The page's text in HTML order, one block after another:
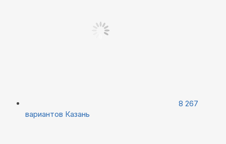
8 267
вариантов Казань